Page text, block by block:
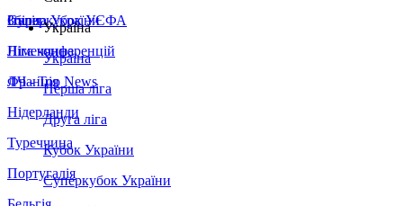
Збірна України
Італія
Німеччина
Франція
Нідерланди
Туреччина
Португалія
Суперкубок УЄФА
Ліга конференцій
ЛЧ - Top News
Україна
Україна
Перша ліга
Друга ліга
Кубок України
Суперкубок України